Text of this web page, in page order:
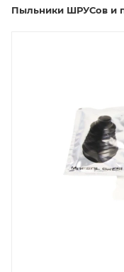
Пыльники ШРУСов и